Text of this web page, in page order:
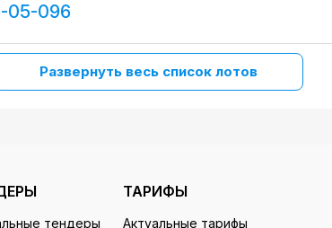
05-096
Развернуть весь список лотов
тендеры
ТАРИФЫ
Актуальные тарифы